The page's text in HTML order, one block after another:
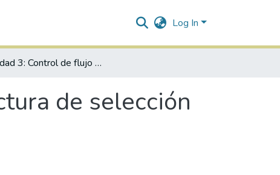
Log In
Unidad 3: Control de flujo de datos - Estructura de selección simple (IF).
de selección